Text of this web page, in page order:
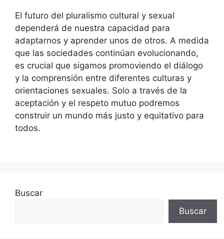
El futuro del pluralismo cultural y sexual
dependerá de nuestra capacidad para
adaptarnos y aprender unos de otros. A medida
que las sociedades continúan evolucionando,
es crucial que sigamos promoviendo el diálogo
y la comprensión entre diferentes culturas y
orientaciones sexuales. Solo a través de la
aceptación y el respeto mutuo podremos
construir un mundo más justo y equitativo para
todos.
Buscar
Buscar